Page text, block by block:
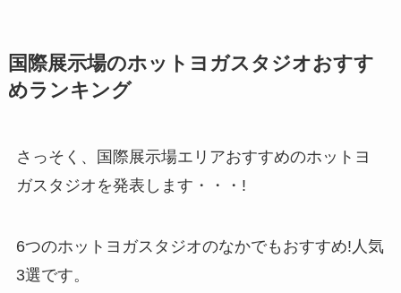
国際展示場のホットヨガスタジオおすす
めランキング
さっそく、国際展示場エリアおすすめのホットヨ
ガスタジオを発表します・・・!
6つのホットヨガスタジオのなかでもおすすめ!人気
3選です。